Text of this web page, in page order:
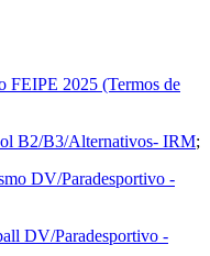
FEIPE 2025 (Termos de
B2/B3/Alternativos- IRM;
DV/Paradesportivo -
DV/Paradesportivo -